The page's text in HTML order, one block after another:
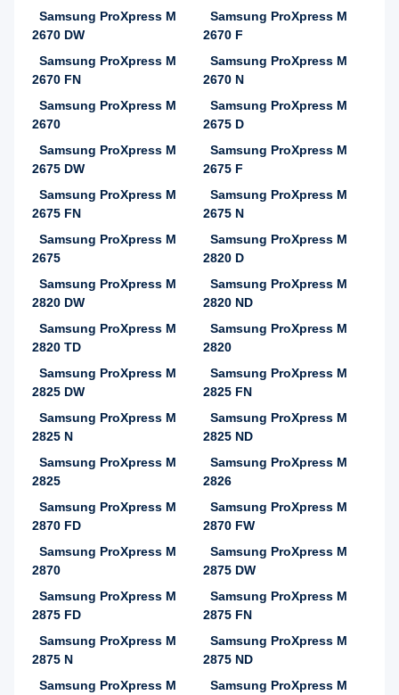
Samsung ProXpress M
2670 DW
Samsung ProXpress M
2670 F
Samsung ProXpress M
2670 FN
Samsung ProXpress M
2670 N
Samsung ProXpress M
2670
Samsung ProXpress M
2675 D
Samsung ProXpress M
2675 DW
Samsung ProXpress M
2675 F
Samsung ProXpress M
2675 FN
Samsung ProXpress M
2675 N
Samsung ProXpress M
2675
Samsung ProXpress M
2820 D
Samsung ProXpress M
2820 DW
Samsung ProXpress M
2820 ND
Samsung ProXpress M
2820 TD
Samsung ProXpress M
2820
Samsung ProXpress M
2825 DW
Samsung ProXpress M
2825 FN
Samsung ProXpress M
2825 N
Samsung ProXpress M
2825 ND
Samsung ProXpress M
2825
Samsung ProXpress M
2826
Samsung ProXpress M
2870 FD
Samsung ProXpress M
2870 FW
Samsung ProXpress M
2870
Samsung ProXpress M
2875 DW
Samsung ProXpress M
2875 FD
Samsung ProXpress M
2875 FN
Samsung ProXpress M
2875 N
Samsung ProXpress M
2875 ND
Samsung ProXpress M
Samsung ProXpress M